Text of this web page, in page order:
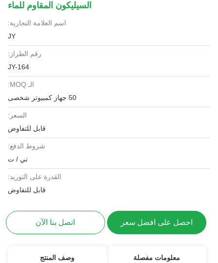
السيليكون المقاوم للماء
اسم العلامة التجارية:
JY
رقم الطراز:
JY-164
الـ MOQ:
50 جهاز كمبيوتر شخصى
السعر:
قابل للتفاوض
شروط الدفع:
تي / ت
القدرة على التوريد:
قابل للتفاوض
احصل على افضل سعر اتصل بنا الآن
معلومات مفصلة وصف المنتج